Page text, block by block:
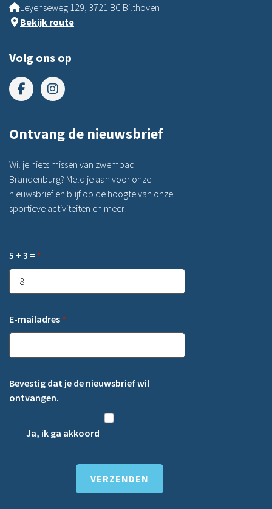
Leyenseweg 129, 3721 BC Bilthoven
Bekijk route
Volg ons op
Ontvang de nieuwsbrief
Wil je niets missen van zwembad
Brandenburg? Meld je aan voor onze
nieuwsbrief en blijf op de hoogte van onze
sportieve activiteiten en meer!
5 + 3 = *
E-mailadres *
Bevestig dat je de nieuwsbrief wil
ontvangen.
Ja, ik ga akkoord